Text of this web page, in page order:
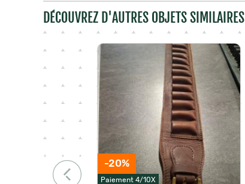
DÉCOUVREZ D'AUTRES OBJETS SIMILAIRES
-20%
Paiement 4/10X